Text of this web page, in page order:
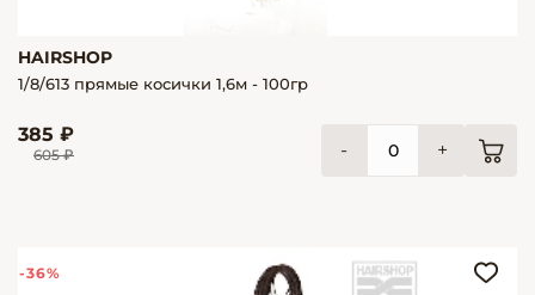
HAIRSHOP
1/8/613 прямые косички 1,6м - 100гр
385 ₽
605 ₽ - +
-36%